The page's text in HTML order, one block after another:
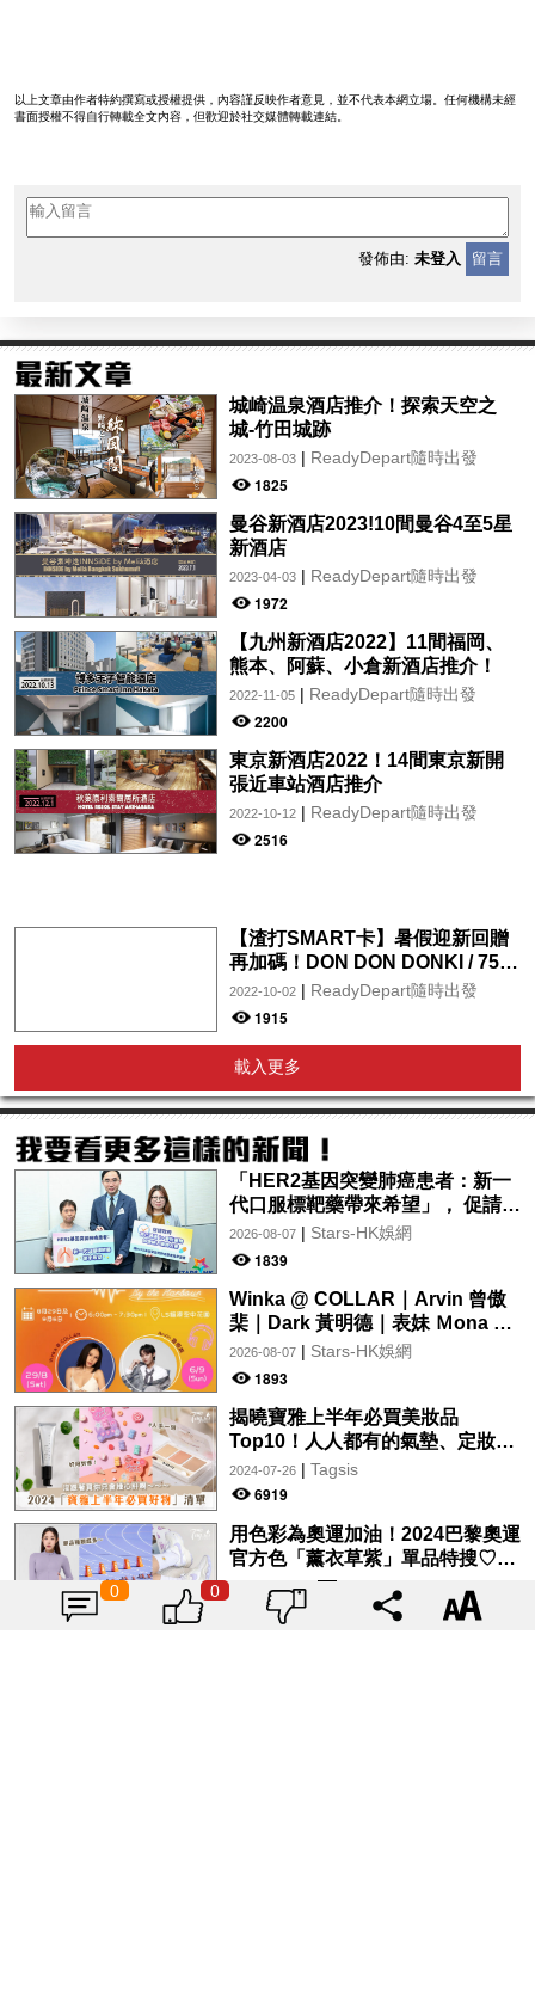
以上文章由作者特約撰寫或授權提供，內容謹反映作者意見，並不代表本網立場。任何機構未經
書面授權不得自行轉載全文內容，但歡迎於社交媒體轉載連結。
發佈由: 未登入 留言
城崎温泉酒店推介！探索天空之
城-竹田城跡
2023-08-03| ReadyDepart隨時出發
1825
曼谷新酒店2023!10間曼谷4至5星
新酒店
2023-04-03| ReadyDepart隨時出發
1972
【九州新酒店2022】11間福岡、
熊本、阿蘇、小倉新酒店推介！
2022-11-05| ReadyDepart隨時出發
2200
東京新酒店2022！14間東京新開
張近車站酒店推介
2022-10-12| ReadyDepart隨時出發
2516
【渣打SMART卡】暑假迎新回贈
再加碼！DON DON DONKI / 759
阿信屋 / OK / 百佳 / 屈臣氏 /
foodpanda / pandamart全年享
2022-10-02| ReadyDepart隨時出發
1915
載入更多
「HER2基因突變肺癌患者：新一
代口服標靶藥帶來希望」， 促請政
府加快納入藥物名冊，助患者及早
受惠
2026-08-07| Stars-HK娛網
1839
Winka @ COLLAR｜Arvin 曾傲
棐｜Dark 黃明德｜表妹 Ｍona 8
月29日起登陸L5維港空中花園 |
wwwtc mall 首度呈獻「Music
2026-08-07| Stars-HK娛網
1893
揭曉寶雅上半年必買美妝品
Top10！人人都有的氣墊、定妝噴
霧、保養品～幫你找到最值得入手
的好物♡
2024-07-26| Tagsis
6919
用色彩為奧運加油！2024巴黎奧運
官方色「薰衣草紫」單品特搜♡讓
你從頭到腳、隨時充滿奧運氛圍～
2024-07-26| Tagsis
10237
0 0